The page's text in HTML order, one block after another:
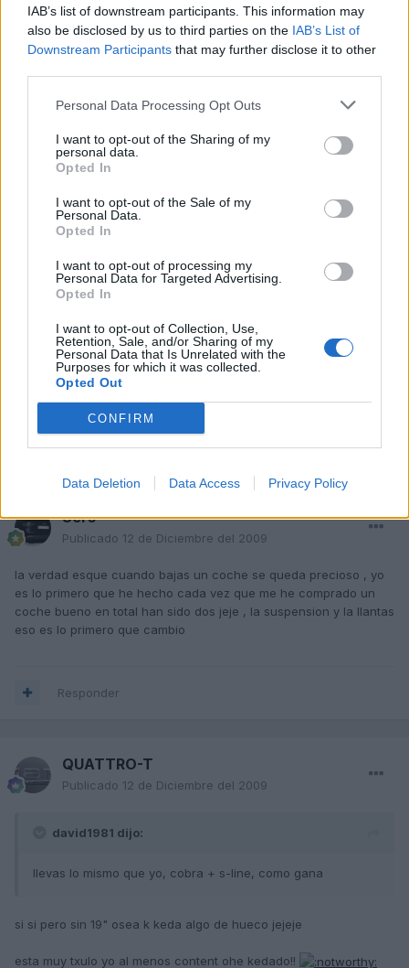
IAB’s list of downstream participants. This information may
also be disclosed by us to third parties on the IAB’s List of
Downstream Participants that may further disclose it to other
Personal Data Processing Opt Outs
I want to opt-out of the Sharing of my
personal data.
Opted In
I want to opt-out of the Sale of my
Personal Data.
Opted In
I want to opt-out of processing my
Personal Data for Targeted Advertising.
Opted In
I want to opt-out of Collection, Use,
Retention, Sale, and/or Sharing of my
Personal Data that Is Unrelated with the
Purposes for which it was collected.
Opted Out
CONFIRM
Data Deletion Data Access Privacy Policy
Responder
david1981
Publicado12 de Diciembre del 2009
llevas lo mismo que yo, cobra + s-line, como gana
Responder
chanococi
Publicado12 de Diciembre del 2009
:thumbsup:
muy guapo
Responder
8ers
Publicado 12 de Diciembre del 2009
la verdad esque cuando bajas un coche se queda precioso , yo
es lo primero que he hecho cada vez que me he comprado un
coche bueno en total han sido dos jeje , la suspension y la llantas
eso es lo primero que cambio
Responder
QUATTRO-T
Publicado 12 de Diciembre del 2009
david1981 dijo:
llevas lo mismo que yo, cobra + s-line, como gana
si si pero sin 19" osea k keda algo de hueco jejeje
esta muy txulo yo al menos content ohe kedado!!